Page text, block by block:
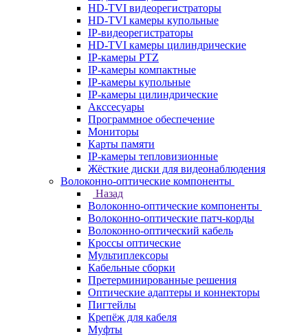
HD-TVI видеорегистраторы
HD-TVI камеры купольные
IP-видеорегистраторы
HD-TVI камеры цилиндрические
IP-камеры PTZ
IP-камеры компактные
IP-камеры купольные
IP-камеры цилиндрические
Акссесуары
Программное обеспечение
Мониторы
Карты памяти
IP-камеры тепловизионные
Жёсткие диски для видеонаблюдения
Волоконно-оптические компоненты
Назад
Волоконно-оптические компоненты
Волоконно-оптические патч-корды
Волоконно-оптический кабель
Кроссы оптические
Мультиплексоры
Кабельные сборки
Претерминированные решения
Оптические адаптеры и коннекторы
Пигтейлы
Крепёж для кабеля
Муфты